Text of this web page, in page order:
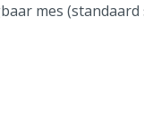
mes (standaard